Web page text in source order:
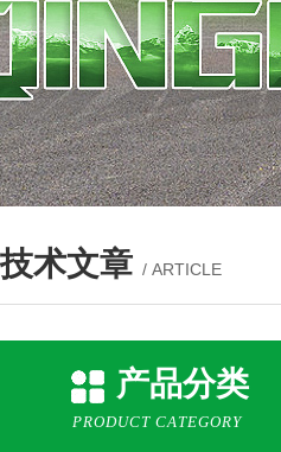
技术文章 / ARTICLE
产品分类
PRODUCT CATEGORY